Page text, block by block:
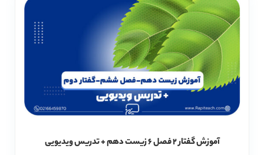
آموزش گفتار 2 فصل 6 زیست دهم + تدریس ویدیویی